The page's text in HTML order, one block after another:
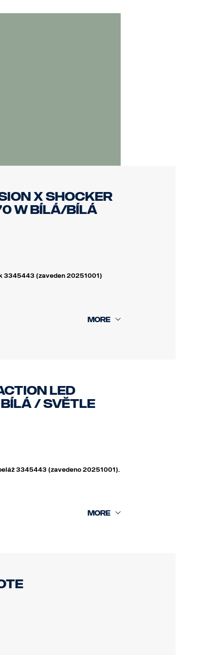
zajišťují, že je zařízení vždy
nákladního vozidla.
přesnosti a efektivnosti. Při
a které je exkluzivní pro
X SHOCKER
W BÍLÁ/BÍLÁ
3345443 (zaveden 20251001)
LED
/ SVĚTLE
3345443 (zavedeno 20251001).